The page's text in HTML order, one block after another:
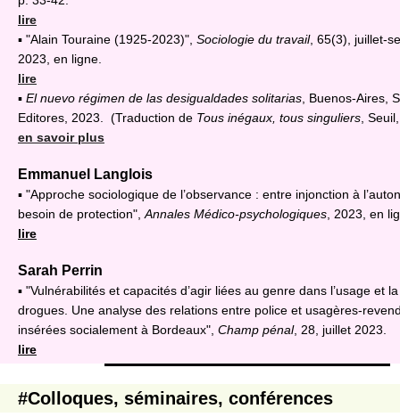
lire
▪ "Alain Touraine (1925-2023)", Sociologie du travail, 65(3), juillet-
2023, en ligne.
lire
▪ El nuevo régimen de las desigualdades solitarias , Buenos-Aires,
Editores, 2023. (Traduction de Tous inégaux, tous singuliers ,
en savoir plus
Emmanuel Langlois
▪ "Approche sociologique de l’observance : entre injonction à
besoin de protection", Annales Médico-psychologiques , 2023, en
lire
Sarah Perrin
▪ "Vulnérabilités et capacités d’agir liées au genre dans l’usage et
drogues. Une analyse des relations entre police et usagères-
insérées socialement à Bordeaux", Champ pénal, 28, juillet 2023.
lire
#Colloques, séminaires, conférences